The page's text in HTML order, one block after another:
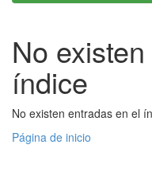
No
índice
No existen entradas en el
Página de inicio